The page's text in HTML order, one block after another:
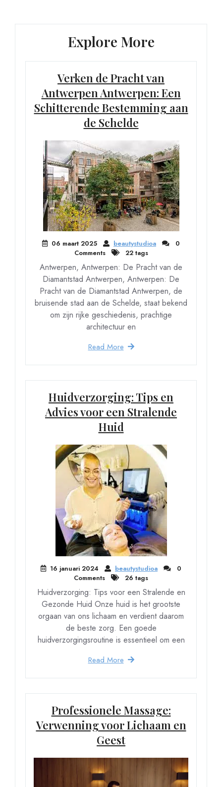
Explore More
Verken de Pracht van
Antwerpen Antwerpen: Een
Schitterende Bestemming aan
de Schelde
06 maart 2025 beautystudioa
0
Comments
22 tags
Antwerpen, Antwerpen: De Pracht van de
Diamantstad Antwerpen, Antwerpen: De
Pracht van de Diamantstad Antwerpen, de
bruisende stad aan de Schelde, staat bekend
om zijn rijke geschiedenis, prachtige
architectuur en
Read More
Huidverzorging: Tips en
Advies voor een Stralende
Huid
16 januari 2024 beautystudioa
0
Comments
26 tags
Huidverzorging: Tips voor een Stralende en
Gezonde Huid Onze huid is het grootste
orgaan van ons lichaam en verdient daarom
de beste zorg. Een goede
huidverzorgingsroutine is essentieel om een
Read More
Professionele Massage:
Verwenning voor Lichaam en
Geest